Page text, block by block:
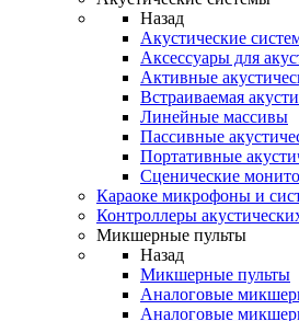
Назад
Акустические
Аксессуары для
Активные
Встраиваемая
Линейные массивы
Пассивные
Портативные
Сценические
Караоке микрофоны и
Контроллеры
Микшерные пульты
Назад
Микшерные пульты
Аналоговые
Аналоговые